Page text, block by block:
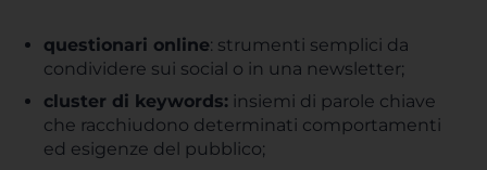
questionari online: strumenti semplici da
condividere sui social o in una newsletter;
cluster di keywords: insiemi di parole chiave
che racchiudono determinati comportamenti
ed esigenze del pubblico;